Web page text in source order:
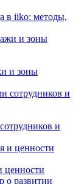
в iiko: методы,
и зоны
и
ценности